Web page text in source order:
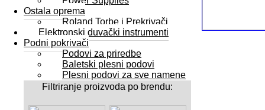
Ostala oprema
Roland Torbe i Prekrivači
Elektronski duvački instrumenti
Podni pokrivači
Podovi za priredbe
Baletski plesni podovi
Plesni podovi za sve namene
Filtriranje proizvoda po brendu: